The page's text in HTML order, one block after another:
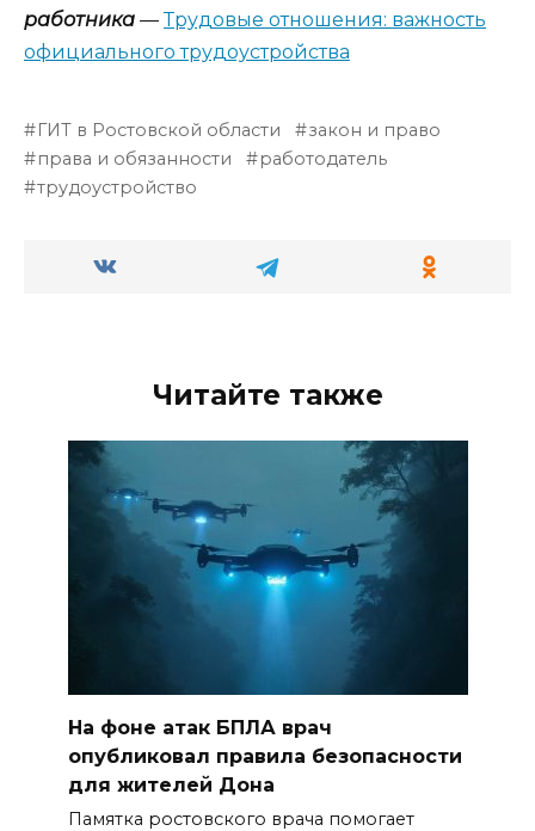
работника —Трудовые отношения: важность
официального трудоустройства
ГИТ в Ростовской области
закон и право
права и обязанности
работодатель
трудоустройство
Читайте также
На фоне атак БПЛА врач
опубликовал правила безопасности
для жителей Дона
Памятка ростовского врача помогает